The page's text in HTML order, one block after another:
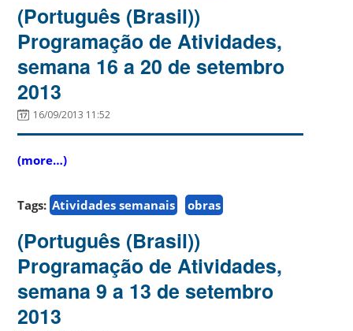
(Português (Brasil))
Programação de Atividades,
semana 16 a 20 de setembro
2013
16/09/2013 11:52
(more…)
Tags: Atividades semanais obras
(Português (Brasil))
Programação de Atividades,
semana 9 a 13 de setembro
2013